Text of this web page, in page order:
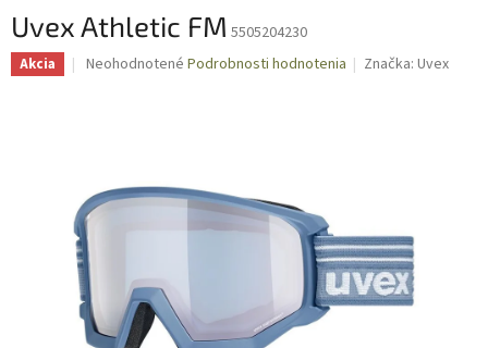
Uvex Athletic FM 5505204230
Akcia
Priemerné
hviezdičiek.
Neohodnotené Podrobnosti hodnotenia Značka:Uvex